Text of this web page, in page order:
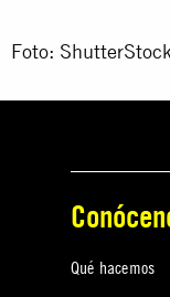
Foto:
Qué hacemos